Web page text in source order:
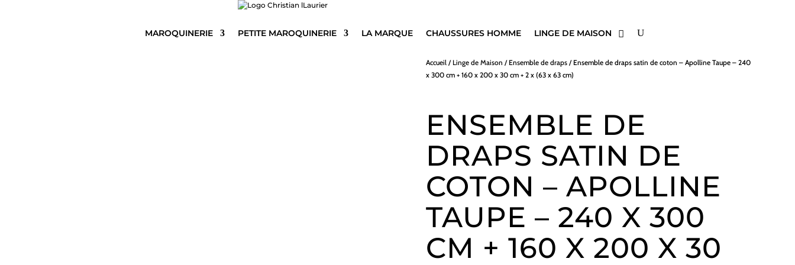
MAROQUINERIE PETITE MAROQUINERIE LA MARQUE CHAUSSURES HOMME LINGE DE MAISON
Accueil / Linge de Maison / Ensemble de draps / Ensemble de draps satin de coton – Apolline Taupe – 240
x 300 cm + 160 x 200 x 30 cm + 2 x (63 x 63 cm)
ENSEMBLE DE
DRAPS SATIN DE
COTON – APOLLINE
TAUPE – 240 X 300
CM + 160 X 200 X 30